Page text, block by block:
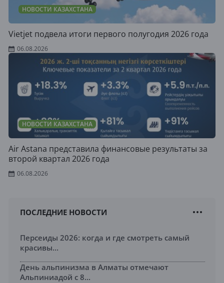
НОВОСТИ КАЗАХСТАНА
Vietjet подвела итоги первого полугодия 2026 года
06.08.2026
НОВОСТИ КАЗАХСТАНА
Air Astana представила финансовые результаты за
второй квартал 2026 года
06.08.2026
ПОСЛЕДНИЕ НОВОСТИ
Персеиды 2026: когда и где смотреть самый
красивы...
День альпинизма в Алматы отмечают
Альпиниадой с 8...